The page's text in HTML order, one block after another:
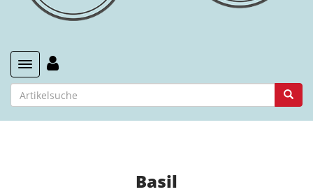
Toggle navigation
Basil